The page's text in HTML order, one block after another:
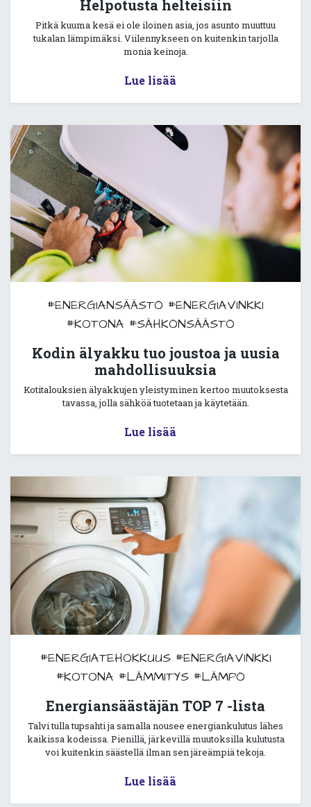
Helpotusta helteisiin
Pitkä kuuma kesä ei ole iloinen asia, jos asunto muuttuu
tukalan lämpimäksi. Viilennykseen on kuitenkin tarjolla
monia keinoja.
Lue lisää
#ENERGIANSÄÄSTÖ #ENERGIAVINKKI
#KOTONA #SÄHKÖNSÄÄSTÖ
Kodin älyakku tuo joustoa ja uusia
mahdollisuuksia
Kotitalouksien älyakkujen yleistyminen kertoo muutoksesta
tavassa, jolla sähköä tuotetaan ja käytetään.
Lue lisää
#ENERGIATEHOKKUUS #ENERGIAVINKKI
#KOTONA #LÄMMITYS #LÄMPÖ
Energiansäästäjän TOP 7 -lista
Talvi tulla tupsahti ja samalla nousee energiankulutus lähes
kaikissa kodeissa. Pienillä, järkevillä muutoksilla kulutusta
voi kuitenkin säästellä ilman sen järeämpiä tekoja.
Lue lisää